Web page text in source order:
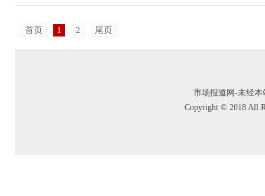
首页 1 2 尾页
市场报道网-未经本
Copyright © 2018 All